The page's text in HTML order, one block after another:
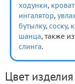
ходунки,
ингалятор,
бутылку, соску,
шанца, также
слинга.
Цвет изделия